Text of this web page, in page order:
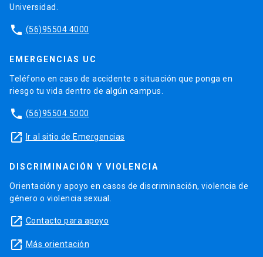
Universidad.
phone (56)95504 4000
EMERGENCIAS UC
Teléfono en caso de accidente o situación que ponga en
riesgo tu vida dentro de algún campus.
phone (56)95504 5000
launch Ir al sitio de Emergencias
DISCRIMINACIÓN Y VIOLENCIA
Orientación y apoyo en casos de discriminación, violencia de
género o violencia sexual.
launch Contacto para apoyo
launch Más orientación